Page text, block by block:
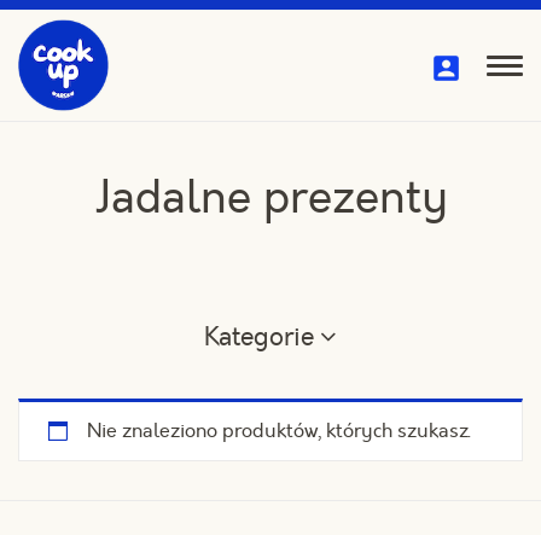
Przejdź
treści
Jadalne prezenty
Kategorie
Nie znaleziono produktów, których szukasz.